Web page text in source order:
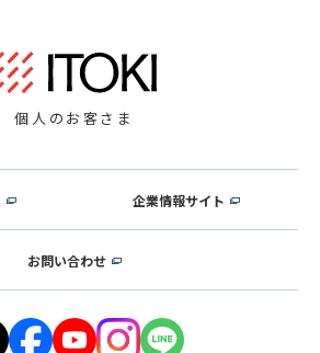
個人のお客さま
企業情報サイト
お問い合わせ